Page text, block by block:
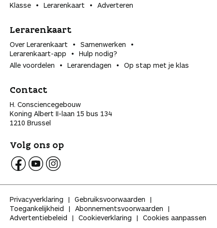
Klasse Lerarenkaart Adverteren
Lerarenkaart
Over Lerarenkaart
Samenwerken
Lerarenkaart-app
Hulp nodig?
Alle voordelen
Lerarendagen Op stap met je klas
Contact
H. Consciencegebouw
Koning Albert II-laan 15 bus 134
1210 Brussel
Volg ons op
o
l
g
K
l
o
g
K
o
g
K
l
Privacyverklaring
Gebruiksvoorwaarden
Toegankelijkheid
Abonnementsvoorwaarden
Advertentiebeleid
Cookieverklaring Cookies aanpassen